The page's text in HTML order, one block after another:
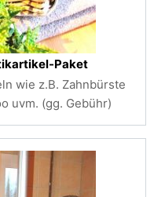
Paket
wie z.B. Zahnbürste
uvm. (gg. Gebühr)